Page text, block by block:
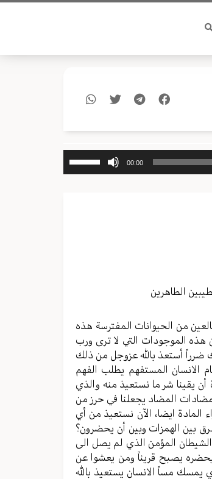
00:00
الطاهرین
من الحيوانات المفترسة هذه
هذه الموجودات التي لا ترى ورب
ضرراً أستعذ بالله عزوجل من ذلك
الانسان المستفهم يطلب الفهم
يقينا شر ما نستعيذ منه والذي
المضاد يجعلنا في حرز من
المادة ايضا، الآن نستعيذ من أي
بين الهمزات وبين أن يحضرون؟
المؤمن الذي لم يصل الى
يصبح قريناً ومن يعشوا عن
يمسك مساً الانسان يستعيذ بالله